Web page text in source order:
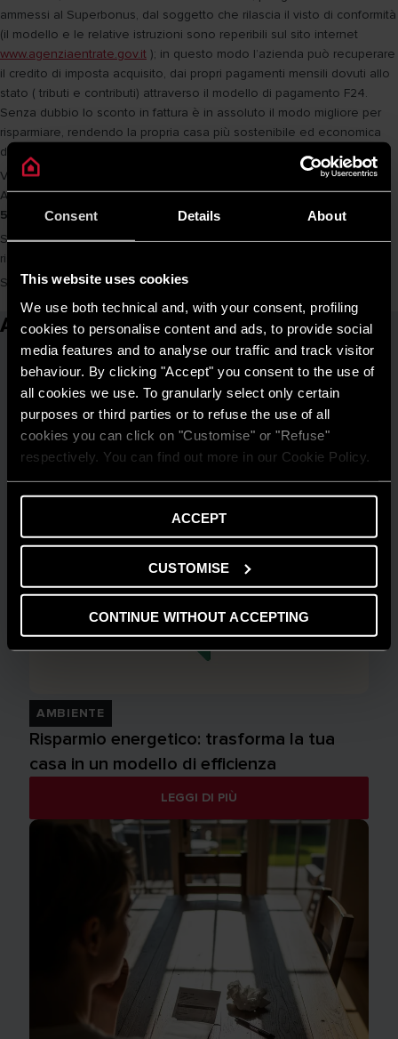
Consent Details About
This website uses cookies
We use both technical and, with your consent, profiling
cookies to personalise content and ads, to provide social
media features and to analyse our traffic and track visitor
behaviour. By clicking "Accept" you consent to the use of
all cookies we use. To granularly select only certain
purposes or third parties or to refuse the use of all
cookies you can click on "Customise" or "Refuse"
respectively. You can find out more in our Cookie Policy.
ACCEPT
CUSTOMISE
CONTINUE WITHOUT ACCEPTING
ammessi al Superbonus, dal soggetto che rilascia il visto di conformità
(il modello e le relative istruzioni sono reperibili sul sito internet
www.agenziaentrate.gov.it ); in questo modo l’azienda può recuperare
il credito di imposta acquisito, dai propri pagamenti mensili dovuti allo
stato ( tributi e contributi) attraverso il modello di pagamento F24.
Senza dubbio lo sconto in fattura è in assoluto il modo migliore per
risparmiare, rendendo la propria casa più sostenibile ed economica
da mantenere anche senza spendere nulla.
Vorresti usufruire dello sconto in fattura?
Ariston ti offre unagamma completadisoluzioni incentivabili al
50%
65% e al 110%
Scegli il meglio del comfort: acquista un prodotto Ariston per il
riscaldamento e i nostri professionisti penseranno a tutto il resto.
Scopri di più sul nostro servizio,clicca qui
Articoli correlati
AMBIENTE
Risparmio energetico: trasforma la tua
casa in un modello di efficienza
LEGGI DI PIÙ